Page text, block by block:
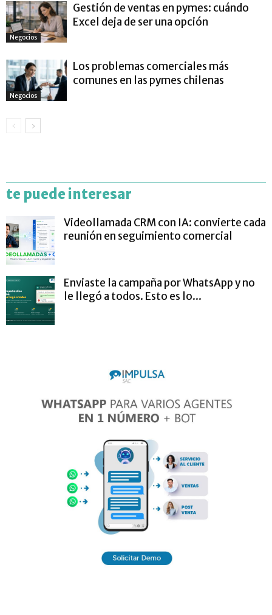
Negocios
Gestión de ventas en pymes: cuándo
Excel deja de ser una opción
Negocios
Los problemas comerciales más
comunes en las pymes chilenas
te puede interesar
Videollamada CRM con IA: convierte cada
reunión en seguimiento comercial
Enviaste la campaña por WhatsApp y no
le llegó a todos. Esto es lo...